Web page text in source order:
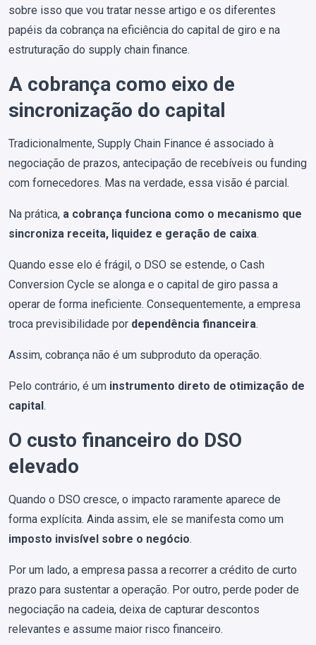
sobre isso que vou tratar nesse artigo e os diferentes
papéis da cobrança na eficiência do capital de giro e na
estruturação do supply chain finance.
A cobrança como eixo de
sincronização do capital
Tradicionalmente, Supply Chain Finance é associado à
negociação de prazos, antecipação de recebíveis ou funding
com fornecedores. Mas na verdade, essa visão é parcial.
Na prática, a cobrança funciona como o mecanismo que
sincroniza receita, liquidez e geração de caixa.
Quando esse elo é frágil, o DSO se estende, o Cash
Conversion Cycle se alonga e o capital de giro passa a
operar de forma ineficiente. Consequentemente, a empresa
troca previsibilidade por dependência financeira.
Assim, cobrança não é um subproduto da operação.
Pelo contrário, é um instrumento direto de otimização de
capital.
O custo financeiro do DSO
elevado
Quando o DSO cresce, o impacto raramente aparece de
forma explícita. Ainda assim, ele se manifesta como um
imposto invisível sobre o negócio.
Por um lado, a empresa passa a recorrer a crédito de curto
prazo para sustentar a operação. Por outro, perde poder de
negociação na cadeia, deixa de capturar descontos
relevantes e assume maior risco financeiro.